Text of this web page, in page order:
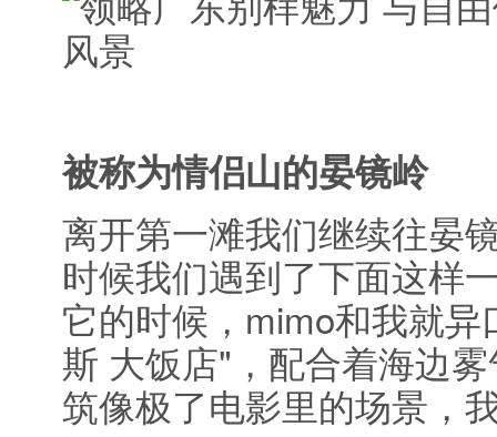
被称为情侣山的晏镜岭
离开第一滩我们继续往晏
时候我们遇到了下面这样
它的时候，mimo和我就
斯 大饭店"，配合着海边
筑像极了电影里的场景，